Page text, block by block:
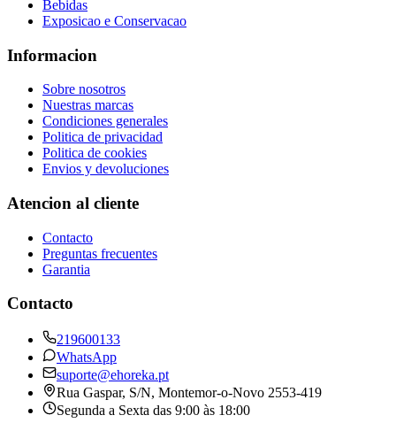
Bebidas
Exposicao e Conservacao
Informacion
Sobre nosotros
Nuestras marcas
Condiciones generales
Politica de privacidad
Politica de cookies
Envios y devoluciones
Atencion al cliente
Contacto
Preguntas frecuentes
Garantia
Contacto
219600133
WhatsApp
suporte@ehoreka.pt
Rua Gaspar, S/N, Montemor-o-Novo 2553-419
Segunda a Sexta das 9:00 às 18:00